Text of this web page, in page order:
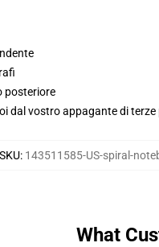
posteriore
dal vostro appagante di
SKU: 143511585-US-spiral-
What